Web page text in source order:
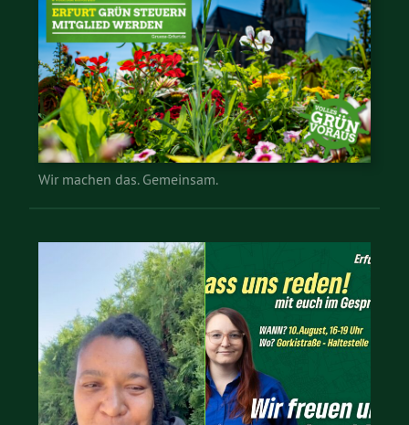
Wir machen das. Gemeinsam.